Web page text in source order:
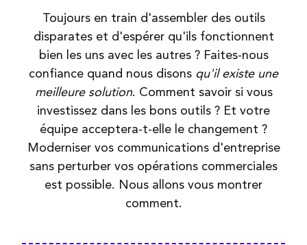
Toujours en train d'assembler des outils
disparates et d'espérer qu'ils fonctionnent
bien les uns avec les autres ? Faites-nous
confiance quand nous disons qu'il existe une
meilleure solution. Comment savoir si vous
investissez dans les bons outils ? Et votre
équipe acceptera-t-elle le changement ?
Moderniser vos communications d'entreprise
sans perturber vos opérations commerciales
est possible. Nous allons vous montrer
comment.